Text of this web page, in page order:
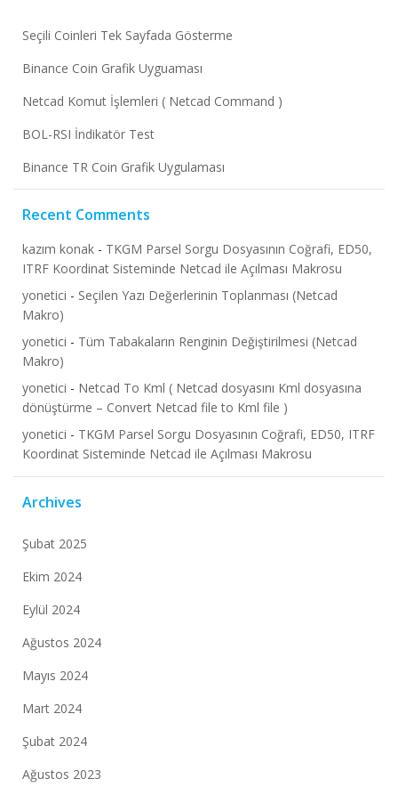
Seçili Coinleri Tek Sayfada Gösterme
Binance Coin Grafik Uyguaması
Netcad Komut İşlemleri ( Netcad Command )
BOL-RSI İndikatör Test
Binance TR Coin Grafik Uygulaması
Recent Comments
kazım konak - TKGM Parsel Sorgu Dosyasının Coğrafi, ED50,
ITRF Koordinat Sisteminde Netcad ile Açılması Makrosu
yonetici - Seçilen Yazı Değerlerinin Toplanması (Netcad
Makro)
yonetici - Tüm Tabakaların Renginin Değiştirilmesi (Netcad
Makro)
yonetici - Netcad To Kml ( Netcad dosyasını Kml dosyasına
dönüştürme – Convert Netcad file to Kml file )
yonetici - TKGM Parsel Sorgu Dosyasının Coğrafi, ED50, ITRF
Koordinat Sisteminde Netcad ile Açılması Makrosu
Archives
Şubat 2025
Ekim 2024
Eylül 2024
Ağustos 2024
Mayıs 2024
Mart 2024
Şubat 2024
Ağustos 2023